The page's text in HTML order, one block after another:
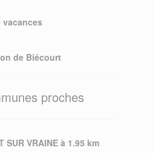
de Biécourt
proches
SUR VRAINE à 1.95 km